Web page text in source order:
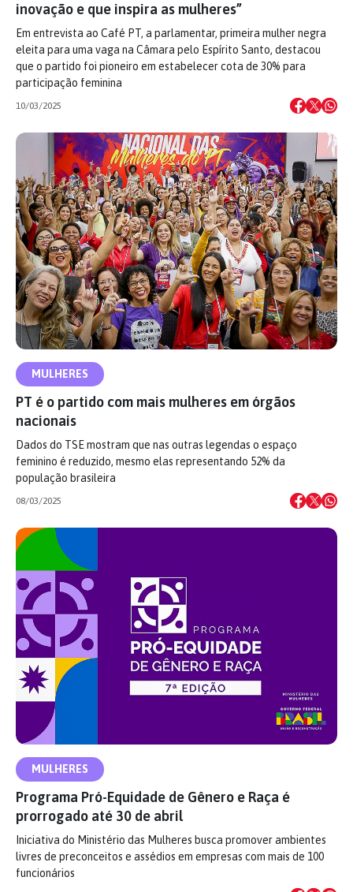
inovação e que inspira as mulheres”
Em entrevista ao Café PT, a parlamentar, primeira mulher negra
eleita para uma vaga na Câmara pelo Espírito Santo, destacou
que o partido foi pioneiro em estabelecer cota de 30% para
participação feminina
10/03/2025
MULHERES
PT é o partido com mais mulheres em órgãos
nacionais
Dados do TSE mostram que nas outras legendas o espaço
feminino é reduzido, mesmo elas representando 52% da
população brasileira
08/03/2025
MULHERES
Programa Pró-Equidade de Gênero e Raça é
prorrogado até 30 de abril
Iniciativa do Ministério das Mulheres busca promover ambientes
livres de preconceitos e assédios em empresas com mais de 100
funcionários